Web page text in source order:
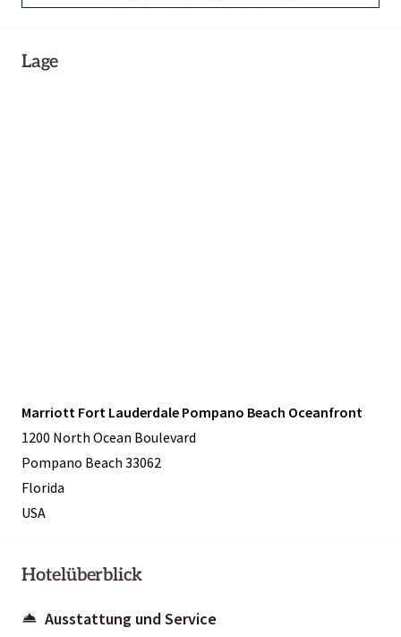
Lage
Marriott Fort Lauderdale Pompano Beach Oceanfront
1200 North Ocean Boulevard
Pompano Beach 33062
Florida
USA
Hotelüberblick
Ausstattung und Service